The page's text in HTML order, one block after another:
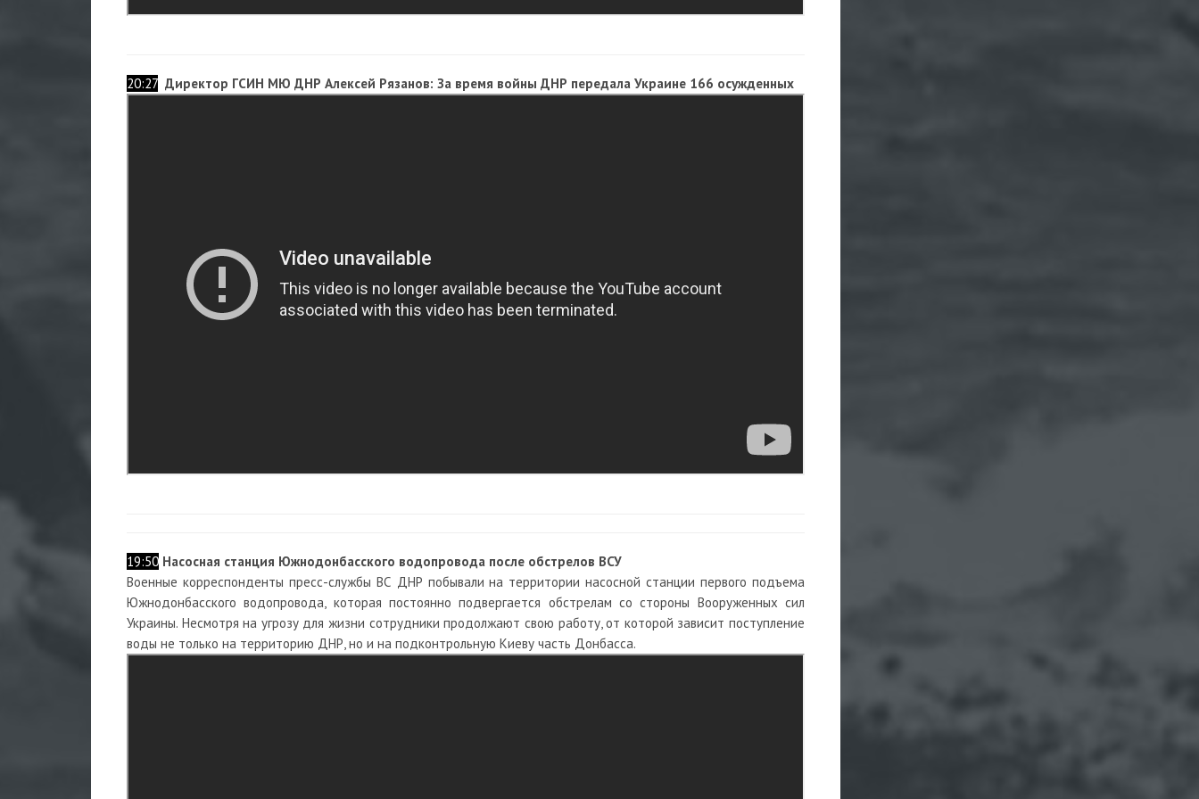
20:27 Директор ГСИН МЮ ДНР Алексей Рязанов: За время войны ДНР передала Украине 166 осужденных
19:50 Насосная станция Южнодонбасского водопровода после обстрелов ВСУ
Военные корреспонденты пресс-службы ВС ДНР побывали на территории насосной станции первого подъема
Южнодонбасского водопровода, которая постоянно подвергается обстрелам со стороны Вооруженных сил
Украины. Несмотря на угрозу для жизни сотрудники продолжают свою работу, от которой зависит поступление
воды не только на территорию ДНР, но и на подконтрольную Киеву часть Донбасса.